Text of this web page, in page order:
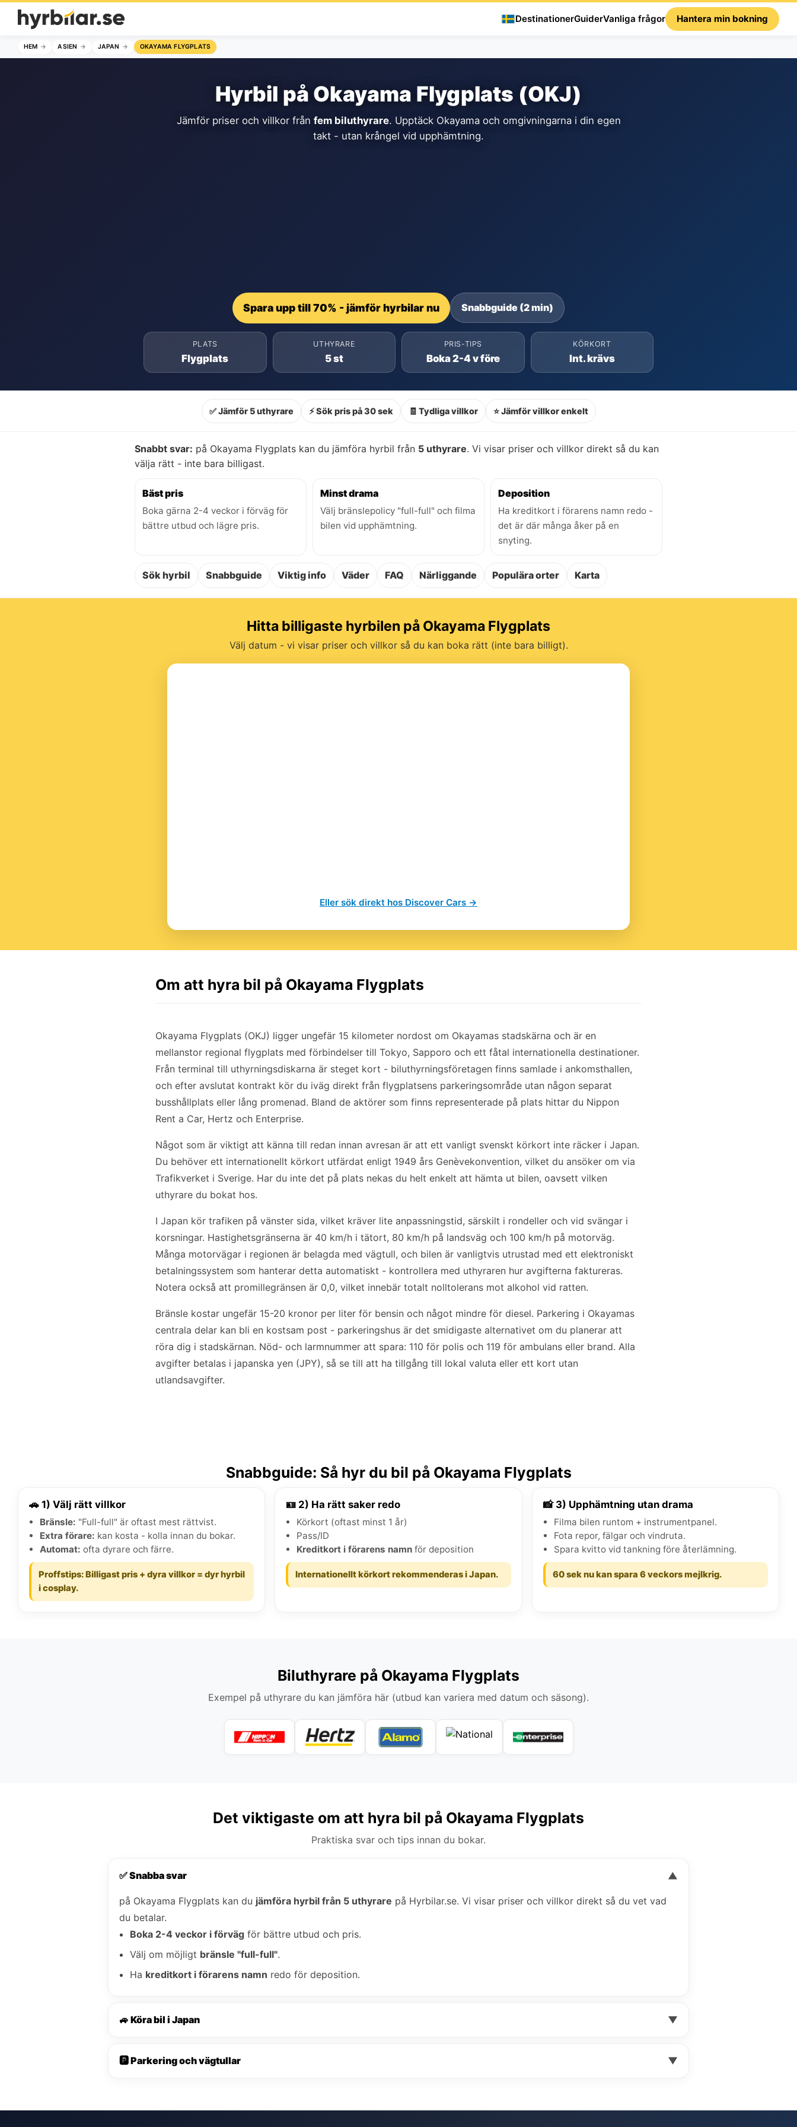
DestinationerGuiderVanliga frågor Hantera min bokning
HEM ASIEN JAPAN OKAYAMA FLYGPLATS
Hyrbil på Okayama Flygplats (OKJ)
Jämför priser och villkor från fem biluthyrare. Upptäck Okayama och omgivningarna i din egen
takt - utan krångel vid upphämtning.
Spara upp till 70% - jämför hyrbilar nu Snabbguide (2 min)
PLATS
Flygplats
UTHYRARE
5 st
PRIS-TIPS
Boka 2-4 v före
KÖRKORT
Int. krävs
✅ Jämför 5 uthyrare ⚡ Sök pris på 30 sek 🧾 Tydliga villkor ⭐ Jämför villkor enkelt
Snabbt svar: på Okayama Flygplats kan du jämföra hyrbil från 5 uthyrare. Vi visar priser och villkor direkt så du kan
välja rätt - inte bara billigast.
Bäst pris
Boka gärna 2-4 veckor i förväg för
bättre utbud och lägre pris.
Minst drama
Välj bränslepolicy "full-full" och filma
bilen vid upphämtning.
Deposition
Ha kreditkort i förarens namn redo -
det är där många åker på en
snyting.
Sök hyrbil Snabbguide Viktig info Väder FAQ Närliggande Populära orter Karta
Hitta billigaste hyrbilen på Okayama Flygplats
Välj datum - vi visar priser och villkor så du kan boka rätt (inte bara billigt).
Eller sök direkt hos Discover Cars →
Om att hyra bil på Okayama Flygplats
Okayama Flygplats (OKJ) ligger ungefär 15 kilometer nordost om Okayamas stadskärna och är en
mellanstor regional flygplats med förbindelser till Tokyo, Sapporo och ett fåtal internationella destinationer.
Från terminal till uthyrningsdiskarna är steget kort - biluthyrningsföretagen finns samlade i ankomsthallen,
och efter avslutat kontrakt kör du iväg direkt från flygplatsens parkeringsområde utan någon separat
busshållplats eller lång promenad. Bland de aktörer som finns representerade på plats hittar du Nippon
Rent a Car, Hertz och Enterprise.
Något som är viktigt att känna till redan innan avresan är att ett vanligt svenskt körkort inte räcker i Japan.
Du behöver ett internationellt körkort utfärdat enligt 1949 års Genèvekonvention, vilket du ansöker om via
Trafikverket i Sverige. Har du inte det på plats nekas du helt enkelt att hämta ut bilen, oavsett vilken
uthyrare du bokat hos.
I Japan kör trafiken på vänster sida, vilket kräver lite anpassningstid, särskilt i rondeller och vid svängar i
korsningar. Hastighetsgränserna är 40 km/h i tätort, 80 km/h på landsväg och 100 km/h på motorväg.
Många motorvägar i regionen är belagda med vägtull, och bilen är vanligtvis utrustad med ett elektroniskt
betalningssystem som hanterar detta automatiskt - kontrollera med uthyraren hur avgifterna faktureras.
Notera också att promillegränsen är 0,0, vilket innebär totalt nolltolerans mot alkohol vid ratten.
Bränsle kostar ungefär 15-20 kronor per liter för bensin och något mindre för diesel. Parkering i Okayamas
centrala delar kan bli en kostsam post - parkeringshus är det smidigaste alternativet om du planerar att
röra dig i stadskärnan. Nöd- och larmnummer att spara: 110 för polis och 119 för ambulans eller brand. Alla
avgifter betalas i japanska yen (JPY), så se till att ha tillgång till lokal valuta eller ett kort utan
utlandsavgifter.
Snabbguide: Så hyr du bil på Okayama Flygplats
🚗 1) Välj rätt villkor
Bränsle: "Full-full" är oftast mest rättvist.
Extra förare: kan kosta - kolla innan du bokar.
Automat: ofta dyrare och färre.
Proffstips: Billigast pris + dyra villkor = dyr hyrbil
i cosplay.
🪪 2) Ha rätt saker redo
Körkort (oftast minst 1 år)
Pass/ID
Kreditkort i förarens namn för deposition
Internationellt körkort rekommenderas i Japan.
📸 3) Upphämtning utan drama
Filma bilen runtom + instrumentpanel.
Fota repor, fälgar och vindruta.
Spara kvitto vid tankning före återlämning.
60 sek nu kan spara 6 veckors mejlkrig.
Biluthyrare på Okayama Flygplats
Exempel på uthyrare du kan jämföra här (utbud kan variera med datum och säsong).
Det viktigaste om att hyra bil på Okayama Flygplats
Praktiska svar och tips innan du bokar.
✅ Snabba svar ▼
på Okayama Flygplats kan du jämföra hyrbil från 5 uthyrare på Hyrbilar.se. Vi visar priser och villkor direkt så du vet vad
du betalar.
Boka 2-4 veckor i förväg för bättre utbud och pris.
Välj om möjligt bränsle "full-full".
Ha kreditkort i förarens namn redo för deposition.
🚙 Köra bil i Japan ▼
🅿️ Parkering och vägtullar ▼